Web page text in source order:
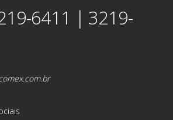
6411 | 3219-